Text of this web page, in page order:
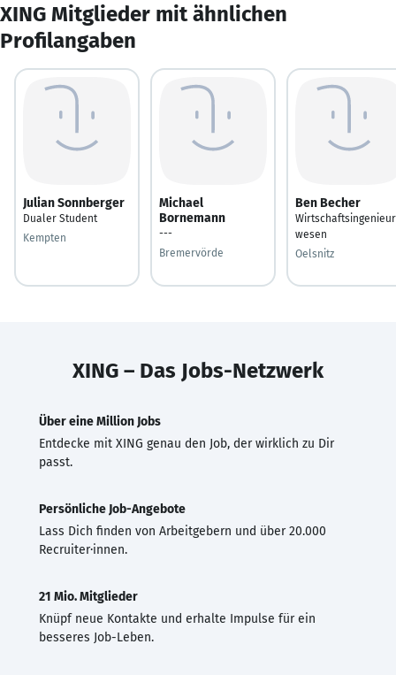
XING Mitglieder mit ähnlichen
Profilangaben
Julian Sonnberger
Dualer Student
Kempten
Michael
Bornemann
---
Bremervörde
Ben Becher
Wirtschaftsingenieur
wesen
Oelsnitz
XING – Das Jobs-Netzwerk
Über eine Million Jobs
Entdecke mit XING genau den Job, der wirklich zu Dir
passt.
Persönliche Job-Angebote
Lass Dich finden von Arbeitgebern und über 20.000
Recruiter·innen.
21 Mio. Mitglieder
Knüpf neue Kontakte und erhalte Impulse für ein
besseres Job-Leben.